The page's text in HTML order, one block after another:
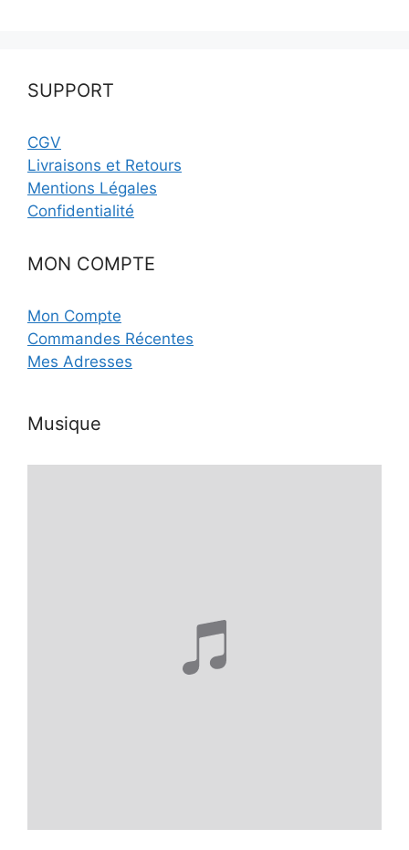
SUPPORT
CGV
Livraisons et Retours
Mentions Légales
Confidentialité
MON COMPTE
Mon Compte
Commandes Récentes
Mes Adresses
Musique